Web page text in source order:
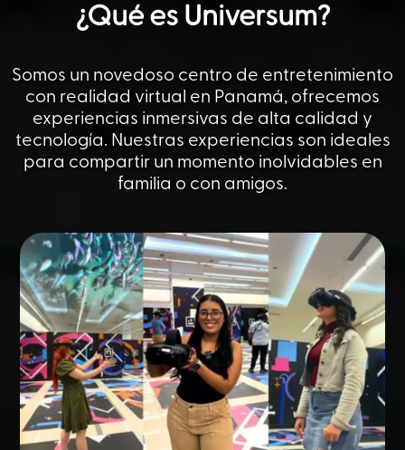
¿Qué es Universum?
Somos un novedoso centro de entretenimiento
con realidad virtual en Panamá, ofrecemos
experiencias inmersivas de alta calidad y
tecnología. Nuestras experiencias son ideales
para compartir un momento inolvidables en
familia o con amigos.